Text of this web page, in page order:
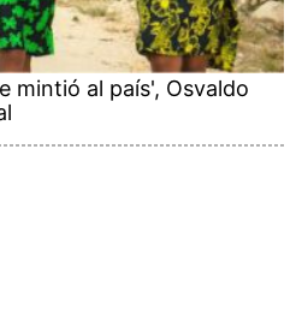
mintió al país', Osvaldo